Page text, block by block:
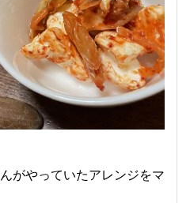
がやっていたアレンジをマ